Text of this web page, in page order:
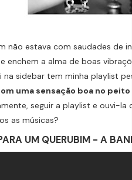
não estava com saudades de
enchem a alma de boas
sidebar tem minha playlist
uma sensação boa no
seguir a playlist e ouvi-la
as músicas?
UM QUERUBIM - A